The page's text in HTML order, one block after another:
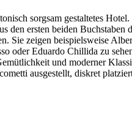
sorgsam gestaltetes
den ersten beiden
Sie zeigen beispielsweise
oder Eduardo Chillida zu
und moderner
ausgestellt, diskret